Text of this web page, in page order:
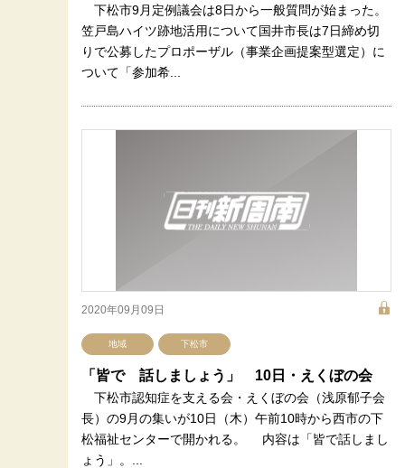
下松市9月定例議会は8日から一般質問が始まった。
笠戸島ハイツ跡地活用について国井市長は7日締め切
りで公募したプロポーザル（事業企画提案型選定）に
ついて「参加希...
2020年09月09日
地域 下松市
「皆で 話しましょう」 10日・えくぼの会
下松市認知症を支える会・えくぼの会（浅原郁子会
長）の9月の集いが10日（木）午前10時から西市の下
松福祉センターで開かれる。 内容は「皆で話しまし
ょう」。...